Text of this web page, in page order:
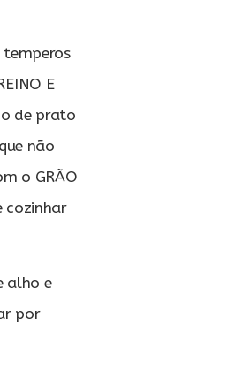
temperos
E
de prato
não
o GRÃO
cozinhar
alho e
por